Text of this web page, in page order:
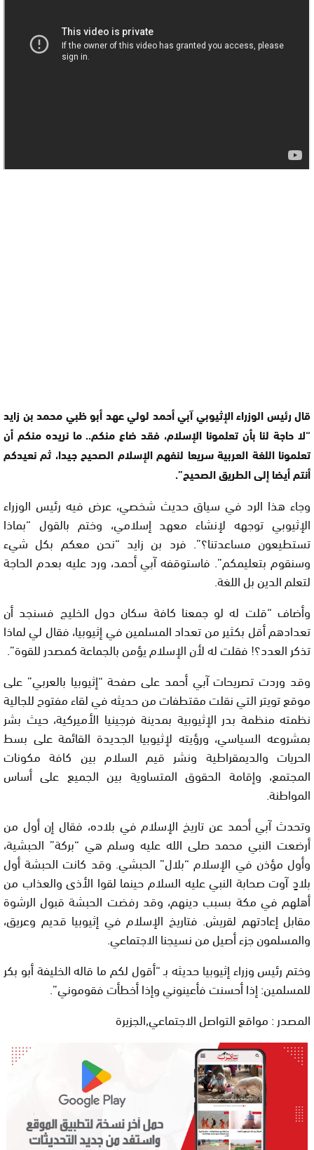
قال رئيس الوزراء الإثيوبي آبي أحمد لولي عهد أبو ظبي محمد بن زايد
“لا حاجة لنا بأن تعلمونا الإسلام، فقد ضاع منكم.. ما نريده منكم أن
تعلمونا اللغة العربية سريعا لنفهم الإسلام الصحيح جيدا، ثم نعيدكم
أنتم أيضا إلى الطريق الصحيح”.
وجاء هذا الرد في سياق حديث شخصي، عرض فيه رئيس الوزراء
الإثيوبي توجهه لإنشاء معهد إسلامي، وختم بالقول “بماذا
تستطيعون مساعدتنا؟”. فرد بن زايد “نحن معكم بكل شيء
وسنقوم بتعليمكم”. فاستوقفه آبي أحمد، ورد عليه بعدم الحاجة
لتعلم الدين بل اللغة.
وأضاف “قلت له لو جمعنا كافة سكان دول الخليج فسنجد أن
تعدادهم أقل بكثير من تعداد المسلمين في إثيوبيا، فقال لي لماذا
تذكر العدد؟! فقلت له لأن الإسلام يؤمن بالجماعة كمصدر للقوة”.
وقد وردت تصريحات آبي أحمد على صفحة “إثيوبيا بالعربي” على
موقع تويتر التي نقلت مقتطفات من حديثه في لقاء مفتوح للجالية
نظمته منظمة بدر الإثيوبية بمدينة فرجينيا الأميركية، حيث بشر
بمشروعه السياسي، ورؤيته لإثيوبيا الجديدة القائمة على بسط
الحريات والديمقراطية ونشر قيم السلام بين كافة مكونات
المجتمع، وإقامة الحقوق المتساوية بين الجميع على أساس
المواطنة.
وتحدث آبي أحمد عن تاريخ الإسلام في بلاده، فقال إن أول من
أرضعت النبي محمد صلى الله عليه وسلم هي “بركة” الحبشية،
وأول مؤذن في الإسلام “بلال” الحبشي. وقد كانت الحبشة أول
بلادٍ آوت صحابة النبي عليه السلام حينما لقوا الأذى والعذاب من
أهلهم في مكة بسبب دينهم، وقد رفضت الحبشة قبول الرشوة
مقابل إعادتهم لقريش. فتاريخ الإسلام في إثيوبيا قديم وعريق،
والمسلمون جزء أصيل من نسيجنا الاجتماعي.
وختم رئيس وزراء إثيوبيا حديثه بـ “أقول لكم ما قاله الخليفة أبو بكر
للمسلمين: إذا أحسنت فأعينوني وإذا أخطأت فقوموني”.
المصدر : مواقع التواصل الاجتماعي,الجزيرة